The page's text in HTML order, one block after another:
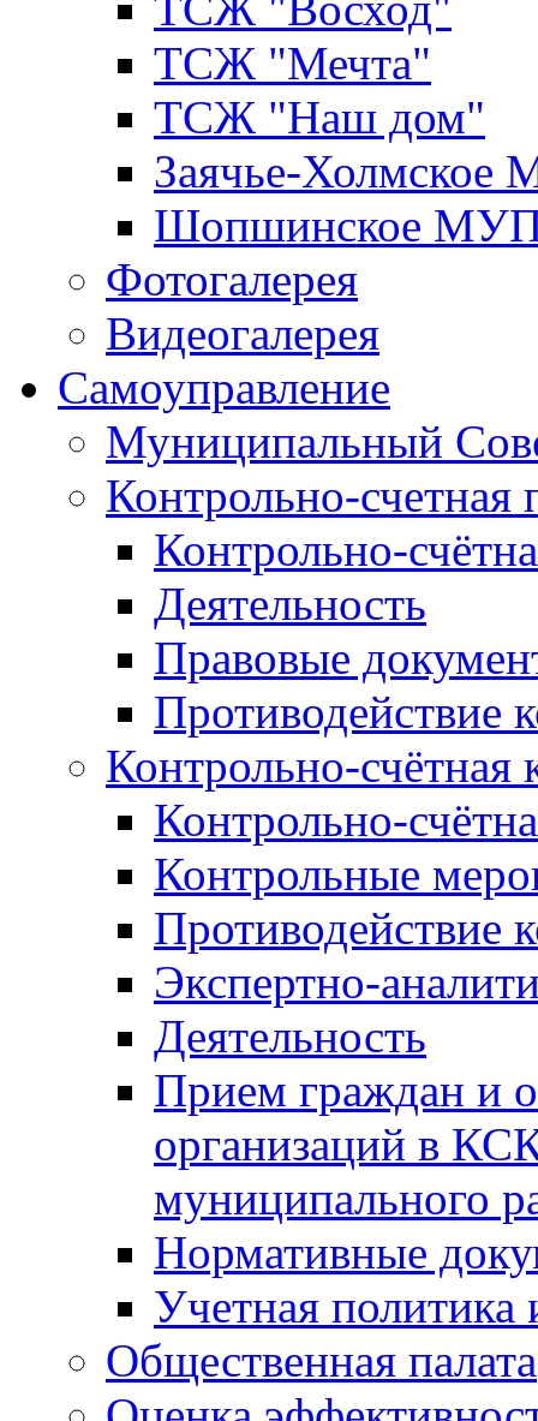
ТСЖ "Мечта"
ТСЖ "Наш дом"
Заячье-
Шопшинское
Фотогалерея
Видеогалерея
Самоуправление
Муниципальный
Контрольно-счетная
Контрольно-
Деятельность
Правовые
Противодействие
Контрольно-счётная
Контрольно-
Контрольные
Противодействие
Экспертно-
Деятельность
Прием граждан и
организаций в
муниципального
Нормативные
Учетная политика
Общественная палата